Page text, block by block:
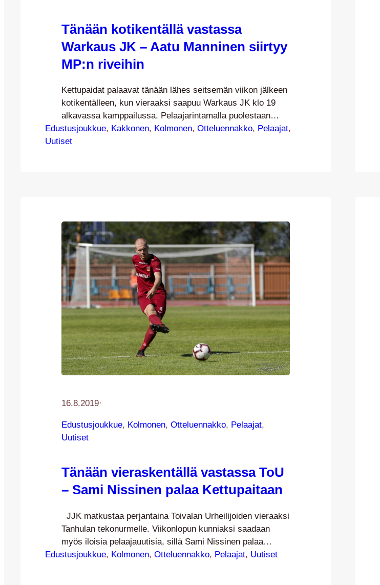
Tänään kotikentällä vastassa
Warkaus JK – Aatu Manninen siirtyy
MP:n riveihin
Kettupaidat palaavat tänään lähes seitsemän viikon jälkeen
kotikentälleen, kun vieraaksi saapuu Warkaus JK klo 19
alkavassa kamppailussa. Pelaajarintamalla puolestaan
tapahtuu, kun koko uransa JJK:ssa pelannut Aatu
Manninen siirtyy opiskelupaikan myötä loppukaudeksi MP:n
Edustusjoukkue, Kakkonen, Kolmonen, Otteluennakko, Pelaajat
Uutiset
16.8.2019·
Edustusjoukkue, Kolmonen, Otteluennakko, Pelaajat
Uutiset
Tänään vieraskentällä vastassa ToU
– Sami Nissinen palaa Kettupaitaan
JJK matkustaa perjantaina Toivalan Urheilijoiden vieraaksi
Tanhulan tekonurmelle. Viikonlopun kunniaksi saadaan
myös iloisia pelaajauutisia, sillä Sami Nissinen palaa
loppukaudeksi takaisin Kettupaitaan. Kettupaidat
Edustusjoukkue, Kolmonen, Otteluennakko, Pelaajat, Uutiset